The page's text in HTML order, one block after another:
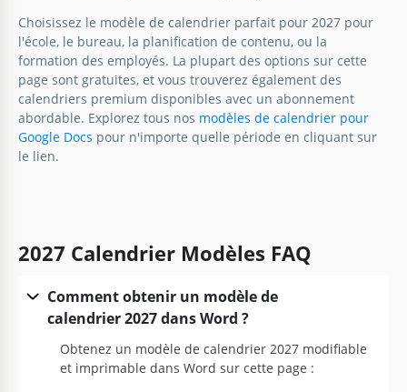
Choisissez le modèle de calendrier parfait pour 2027 pour
l'école, le bureau, la planification de contenu, ou la
formation des employés. La plupart des options sur cette
page sont gratuites, et vous trouverez également des
calendriers premium disponibles avec un abonnement
abordable. Explorez tous nos modèles de calendrier pour
Google Docs pour n'importe quelle période en cliquant sur
le lien.
2027 Calendrier Modèles FAQ
Comment obtenir un modèle de
calendrier 2027 dans Word ?
Obtenez un modèle de calendrier 2027 modifiable
et imprimable dans Word sur cette page :